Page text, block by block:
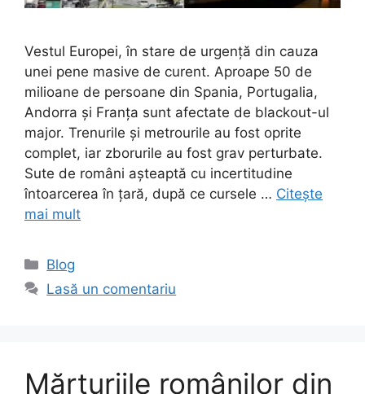
Vestul Europei, în stare de urgență din cauza
unei pene masive de curent. Aproape 50 de
milioane de persoane din Spania, Portugalia,
Andorra și Franța sunt afectate de blackout-ul
major. Trenurile și metrourile au fost oprite
complet, iar zborurile au fost grav perturbate.
Sute de români așteaptă cu incertitudine
întoarcerea în țară, după ce cursele … Citește
mai mult
Categorii
Blog
Lasă un comentariu
Mărturiile românilor din